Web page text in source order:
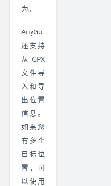
为。
AnyGo
还支持
从 GPX
文件导
入和导
出位置
信息。
如果您
有多个
目标位
置，可
以使用